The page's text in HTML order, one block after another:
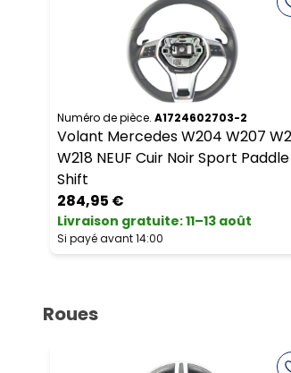
Numéro de pièce. A1724602703-2
Volant Mercedes W204 W207
W218 NEUF Cuir Noir Sport Paddle
Shift
284,95 €
Livraison gratuite:11–13 août
Si payé avant 14:00
Roues